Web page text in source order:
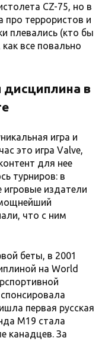
CZ-75, но в
про террористов и
плевались (кто бы
все повально
дисциплина в
игра и
это игра Valve,
для нее
турниров: в
игровые издатели
что с ним
беты, в 2001
на World
первая русская
M19 стала
канадцев. За